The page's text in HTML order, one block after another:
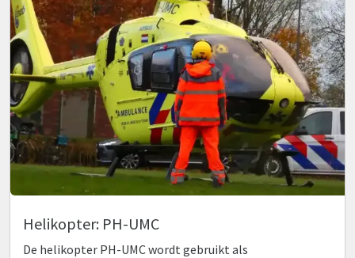
Helikopter: PH-UMC
De helikopter PH-UMC wordt gebruikt als